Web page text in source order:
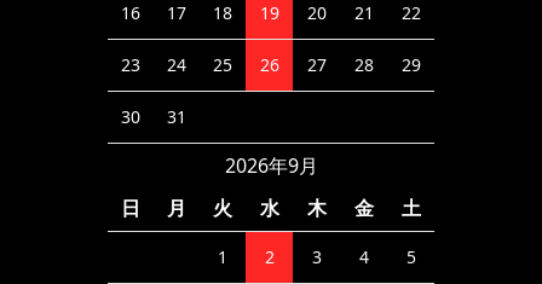
16 17 18 19 20 21 22
23 24 25 26 27 28 29
30 31
2026年9月
日
月 火 水 木 金 土
1 2 3 4 5